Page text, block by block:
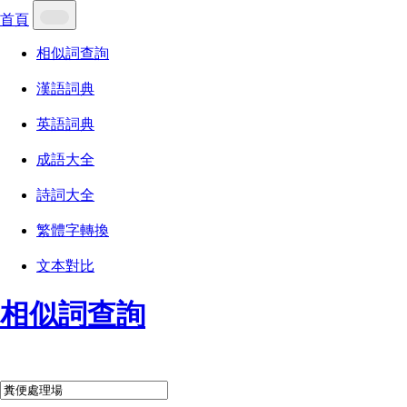
首頁
相似詞查詢
漢語詞典
英語詞典
成語大全
詩詞大全
繁體字轉換
文本對比
相似詞查詢